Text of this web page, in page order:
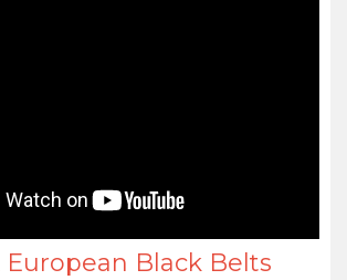
European Black Belts